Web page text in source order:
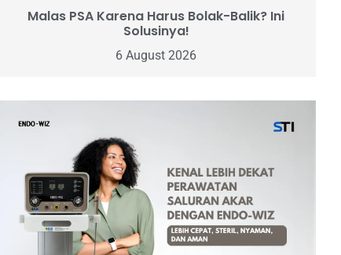
Malas PSA Karena Harus Bolak-Balik? Ini
Solusinya!
6 August 2026